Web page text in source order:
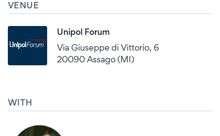
VENUE
Unipol Forum
Via Giuseppe di Vittorio, 6
20090 Assago (MI)
WITH